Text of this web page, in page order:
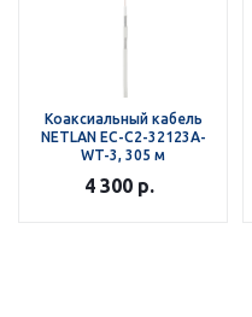
Коаксиальный кабель
NETLAN EC-C2-32123A-
WT-3, 305 м
4 300р.